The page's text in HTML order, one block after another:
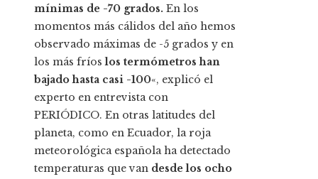
mínimas de -70 grados. En los
momentos más cálidos del año hemos
observado máximas de -5 grados y en
los más fríoslos termómetros han
bajado hasta casi -100«, explicó el
experto en entrevista con
PERIÓDICO. En otras latitudes del
planeta, como en Ecuador, la roja
meteorológica española ha detectado
temperaturas que van desde los ocho